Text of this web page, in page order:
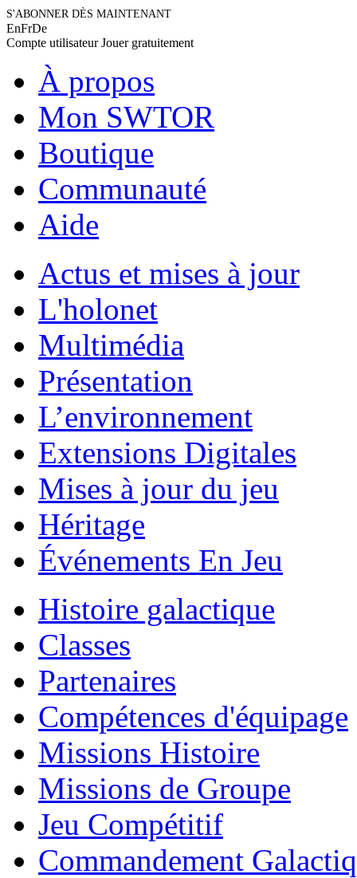
S'ABONNER DÈS MAINTENANT
EnFrDe
Compte utilisateurJouer gratuitement
À propos
Mon SWTOR
Boutique
Communauté
Aide
Actus et mises à jour
L'holonet
Multimédia
Présentation
L’environnement
Extensions Digitales
Mises à jour du jeu
Héritage
Événements En Jeu
Histoire galactique
Classes
Partenaires
Compétences d'équipage
Missions Histoire
Missions de Groupe
Jeu Compétitif
Commandement